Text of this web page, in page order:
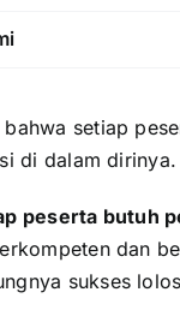
setiap
di dalam dirinya.
peserta butuh
dan
sukses